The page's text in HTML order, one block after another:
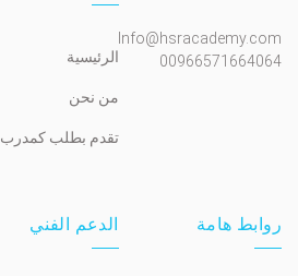
Info@hsracademy.com
00966571664064
الرئيسية
من نحن
تقدم بطلب كمدرب
روابط هامة الدعم الفني